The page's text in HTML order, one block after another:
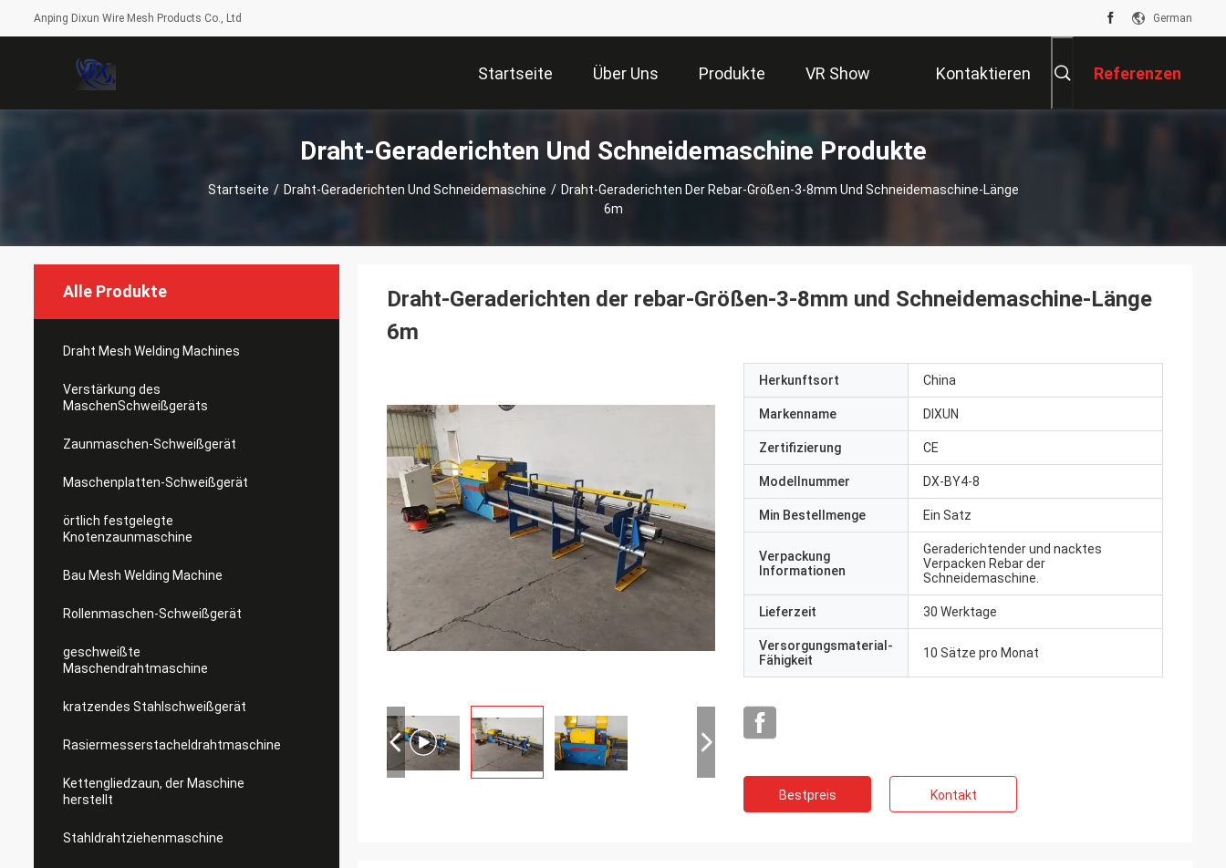
Anping Dixun Wire Mesh Products Co., Ltd German
Startseite Über Uns Produkte VR Show Kontaktieren Referenzen
Draht-Geraderichten Und Schneidemaschine Produkte
Startseite / Draht-Geraderichten Und Schneidemaschine / Draht-Geraderichten Der Rebar-Größen-3-8mm Und Schneidemaschine-Länge
6m
Alle Produkte
Draht Mesh Welding Machines
Verstärkung des
MaschenSchweißgeräts
Zaunmaschen-Schweißgerät
Maschenplatten-Schweißgerät
örtlich festgelegte
Knotenzaunmaschine
Bau Mesh Welding Machine
Rollenmaschen-Schweißgerät
geschweißte
Maschendrahtmaschine
kratzendes Stahlschweißgerät
Rasiermesserstacheldrahtmaschine
Kettengliedzaun, der Maschine
herstellt
Stahldrahtziehenmaschine
Draht-Geraderichten der rebar-Größen-3-8mm und Schneidemaschine-Länge
6m
Herkunftsort China
Markenname DIXUN
Zertifizierung CE
Modellnummer DX-BY4-8
Min Bestellmenge Ein Satz
Verpackung
Informationen
Geraderichtender und nacktes
Verpacken Rebar der
Schneidemaschine.
Lieferzeit 30 Werktage
Versorgungsmaterial-
Fähigkeit
10 Sätze pro Monat
Bestpreis Kontakt